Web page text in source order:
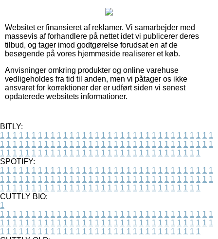
Websitet er finansieret af reklamer. Vi samarbejder med
massevis af forhandlere på nettet idet vi publicerer deres
tilbud, og tager imod godtgørelse forudsat en af de
besøgende på vores hjemmeside realiserer et køb.
Anvisninger omkring produkter og online varehuse
vedligeholdes fra tid til anden, men vi påtager os ikke
ansvaret for korrektioner der er udført siden vi senest
opdaterede websitets informationer.
BITLY:
1 1 1 1 1 1 1 1 1 1 1 1 1 1 1 1 1 1 1 1 1 1 1 1 1 1 1 1 1 1 1 1 1 1
1 1 1 1 1 1 1 1 1 1 1 1 1 1 1 1 1 1 1 1 1 1 1 1 1 1 1 1 1 1 1 1 1 1
1 1 1 1 1 1 1 1 1 1 1 1 1 1 1 1 1 1 1 1 1 1 1 1 1 1 1 1 1 1 1 1
SPOTIFY:
1 1 1 1 1 1 1 1 1 1 1 1 1 1 1 1 1 1 1 1 1 1 1 1 1 1 1 1 1 1 1 1 1 1
1 1 1 1 1 1 1 1 1 1 1 1 1 1 1 1 1 1 1 1 1 1 1 1 1 1 1 1 1 1 1 1 1 1
1 1 1 1 1 1 1 1 1 1 1 1 1 1 1 1 1 1 1 1 1 1 1 1 1 1 1 1 1 1 1 1
CUTTLY BIO:
1
1 1 1 1 1 1 1 1 1 1 1 1 1 1 1 1 1 1 1 1 1 1 1 1 1 1 1 1 1 1 1 1 1 1
1 1 1 1 1 1 1 1 1 1 1 1 1 1 1 1 1 1 1 1 1 1 1 1 1 1 1 1 1 1 1 1 1 1
1 1 1 1 1 1 1 1 1 1 1 1 1 1 1 1 1 1 1 1 1 1 1 1 1 1 1 1 1 1 1 1